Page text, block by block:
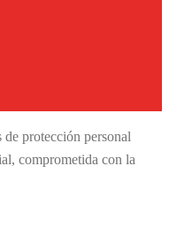
de protección personal
comprometida con la